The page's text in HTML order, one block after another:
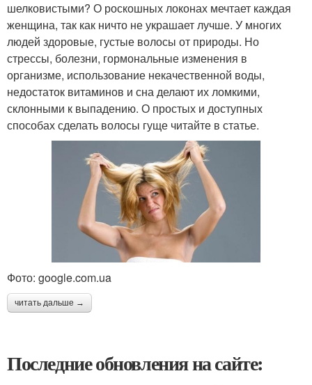
шелковистыми? О роскошных локонах мечтает каждая
женщина, так как ничто не украшает лучше. У многих
людей здоровые, густые волосы от природы. Но
стрессы, болезни, гормональные изменения в
организме, использование некачественной воды,
недостаток витаминов и сна делают их ломкими,
склонными к выпадению. О простых и доступных
способах сделать волосы гуще читайте в статье.
Фото: google.com.ua
читать дальше →
Последние обновления на сайте: